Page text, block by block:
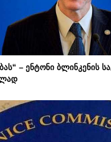
– ენტონი ბლინკენის